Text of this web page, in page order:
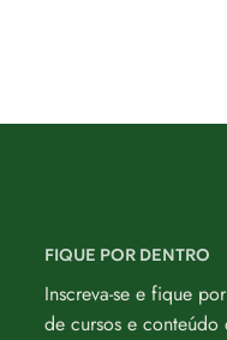
FIQUE POR DENTRO
Inscreva-se e fique
de cursos e